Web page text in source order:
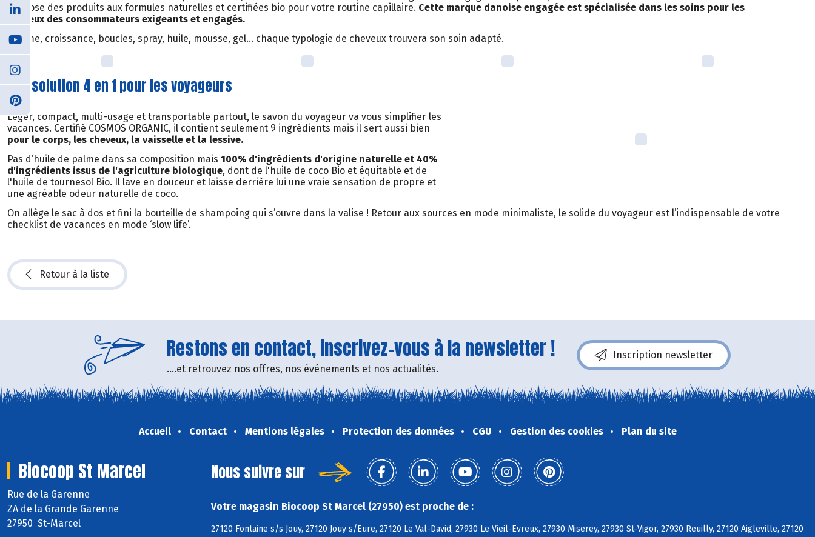
propose des produits aux formules naturelles et certifiées bio pour votre routine capillaire. Cette marque danoise engagée est spécialisée dans les soins pour les
cheveux des consommateurs exigeants et engagés.
Volume, croissance, boucles, spray, huile, mousse, gel… chaque typologie de cheveux trouvera son soin adapté.
Une solution 4 en 1 pour les voyageurs
Léger, compact, multi-usage et transportable partout, le savon du voyageur va vous simplifier les
vacances. Certifié COSMOS ORGANIC, il contient seulement 9 ingrédients mais il sert aussi bien
pour le corps, les cheveux, la vaisselle et la lessive.
Pas d’huile de palme dans sa composition mais 100% d'ingrédients d'origine naturelle et 40%
d'ingrédients issus de l'agriculture biologique, dont de l'huile de coco Bio et équitable et de
l'huile de tournesol Bio. Il lave en douceur et laisse derrière lui une vraie sensation de propre et
une agréable odeur naturelle de coco.
On allège le sac à dos et fini la bouteille de shampoing qui s’ouvre dans la valise ! Retour aux sources en mode minimaliste, le solide du voyageur est l’indispensable de votre
checklist de vacances en mode ‘slow life’.
Retour à la liste
Restons en contact, inscrivez-vous à la newsletter !
....et retrouvez nos offres, nos événements et nos actualités.
Inscription newsletter
Accueil Contact Mentions légales Protection des données CGU Gestion des cookies Plan du site
Biocoop St Marcel
Rue de la Garenne
ZA de la Grande Garenne
27950 St-Marcel
Nous suivre sur
Votre magasin Biocoop St Marcel (27950) est proche de :
27120 Fontaine s/s Jouy, 27120 Jouy s/Eure, 27120 Le Val-David, 27930 Le Vieil-Evreux, 27930 Miserey, 27930 St-Vigor, 27930 Reuilly, 27120 Aigleville, 27120